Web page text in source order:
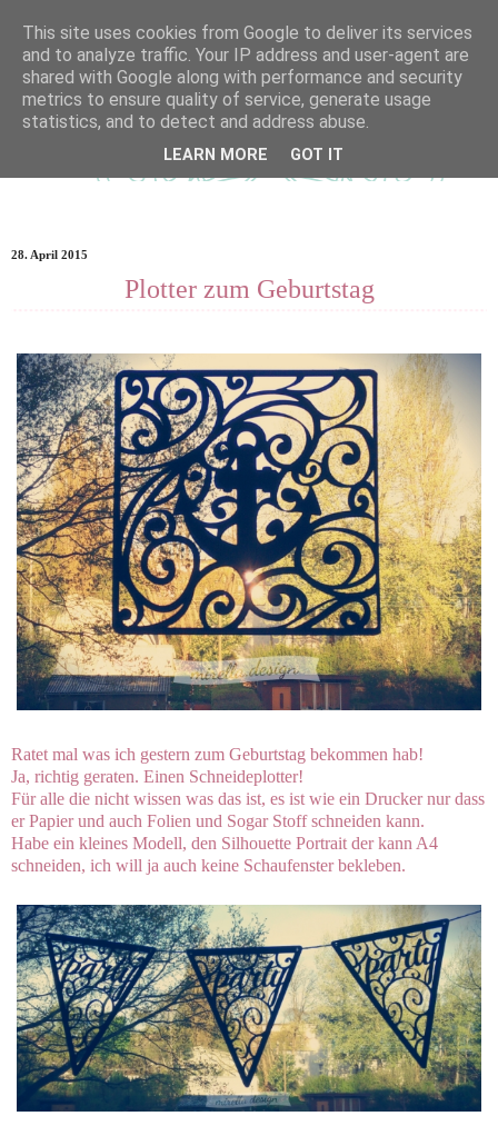
28. April 2015
Plotter zum Geburtstag
Ratet mal was ich gestern zum Geburtstag bekommen hab!
Ja, richtig geraten. Einen Schneideplotter!
Für alle die nicht wissen was das ist, es ist wie ein Drucker nur dass
er Papier und auch Folien und Sogar Stoff schneiden kann.
Habe ein kleines Modell, den Silhouette Portrait der kann A4
schneiden, ich will ja auch keine Schaufenster bekleben.
This site uses cookies from Google to deliver its services
and to analyze traffic. Your IP address and user-agent are
shared with Google along with performance and security
metrics to ensure quality of service, generate usage
statistics, and to detect and address abuse.
LEARN MORE GOT IT